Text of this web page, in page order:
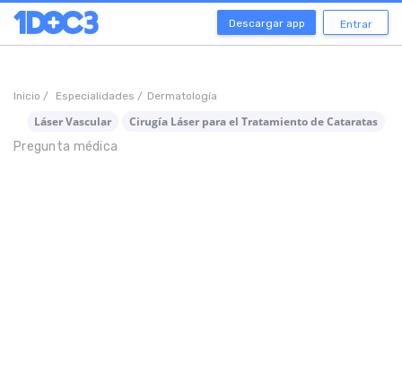
Descargar app Entrar
Inicio / Especialidades / Dermatología
Láser Vascular Cirugía Láser para el Tratamiento de Cataratas
Pregunta médica